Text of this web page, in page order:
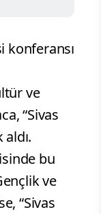
konferansı
ve
“Sivas
bu
ve
“Sivas